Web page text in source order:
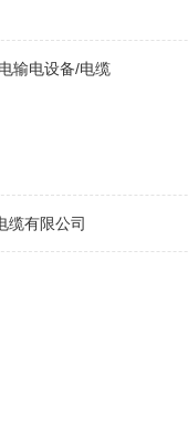
输电设备/电缆
缆有限公司